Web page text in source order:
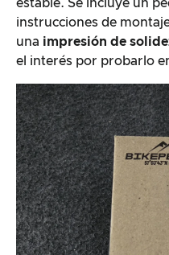
estable. Se incluye un
instrucciones de
una impresión de
el interés por probarlo